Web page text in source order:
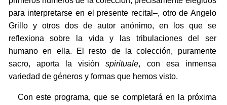
para interpretarse en el presente recital–, otro de Angelo
Grillo y otros dos de autor anónimo, en los que se
reflexiona sobre la vida y las tribulaciones del ser
humano en ella. El resto de la colección, puramente
sacro, aporta la visiónspirituale, con esa inmensa
variedad de géneros y formas que hemos visto.
Con este programa, que se completará en la próxima